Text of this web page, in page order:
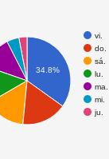
vi.
do.
sá.
lu.
ma.
mi.
ju.
34.8%